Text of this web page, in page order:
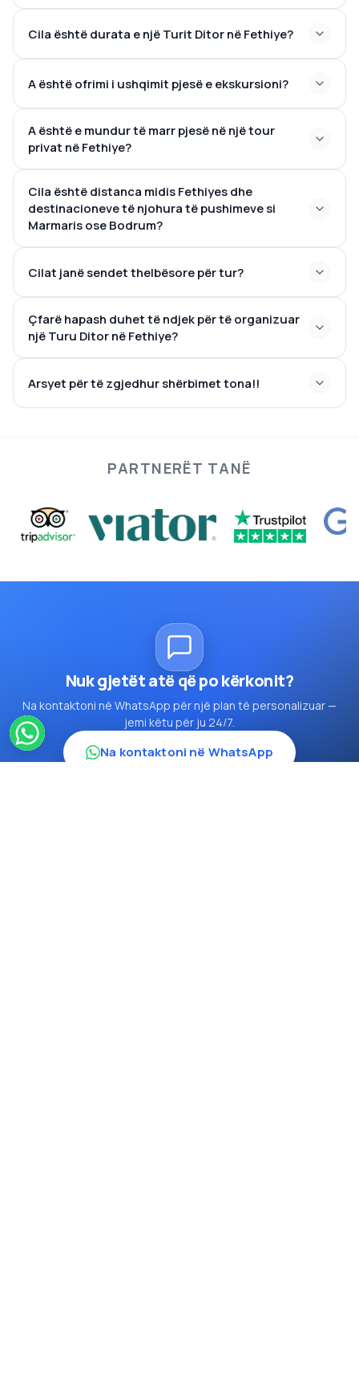
Gurra Saklikent– Kaloni këtë kanion mahnitës
Kështjella Kayıköy – Bëni një udhëtim pas në kohë
Cila është durata e një Turit Ditor në Fethiye?
A është ofrimi i ushqimit pjesë e ekskursioni?
A është e mundur të marr pjesë në një tour
privat në Fethiye?
Cila është distanca midis Fethiyes dhe
destinacioneve të njohura të pushimeve si
Marmaris ose Bodrum?
Cilat janë sendet thelbësore për tur?
Çfarë hapash duhet të ndjek për të organizuar
një Turu Ditor në Fethiye?
Arsyet për të zgjedhur shërbimet tona!!
i këndshëm, qetësues, dhe të
paharrueshëm
PARTNERËT TANË
Nuk gjetët atë që po kërkonit?
Na kontaktoni në WhatsApp për një plan të personalizuar —
jemi këtu për ju 24/7.
Na kontaktoni në WhatsApp